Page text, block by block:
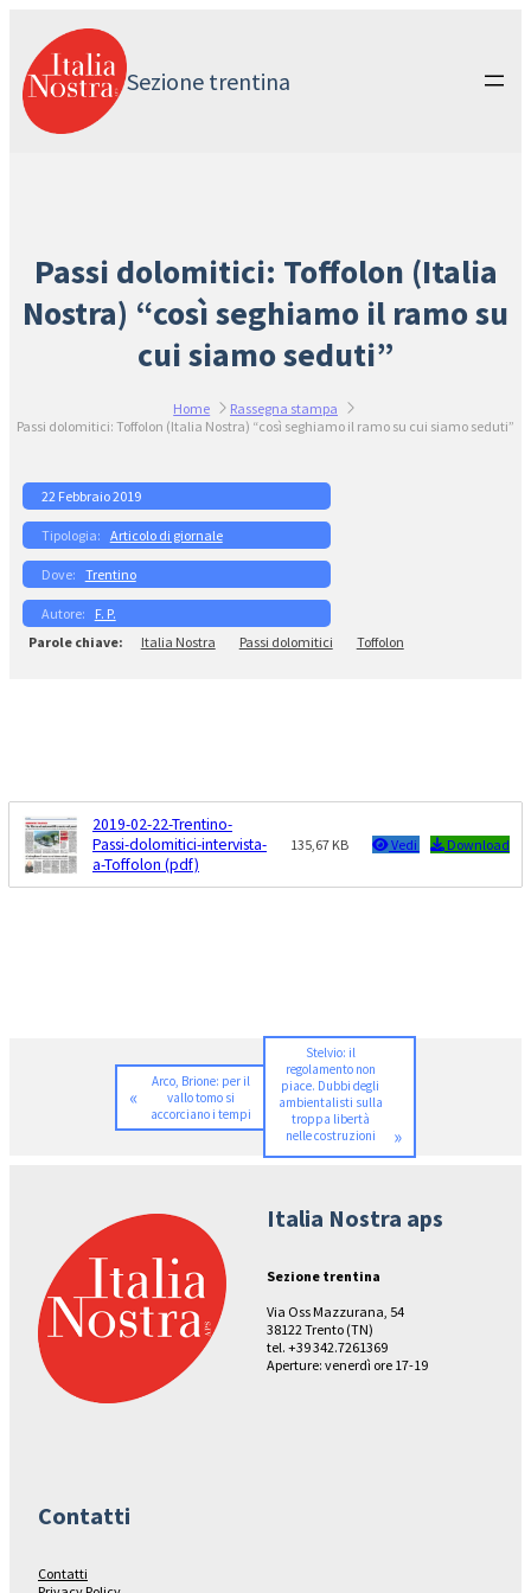
contenuto
Sezione trentina
Passi dolomitici: Toffolon (Italia
Nostra) “così seghiamo il ramo su
cui siamo seduti”
Home
Rassegna stampa
Passi dolomitici: Toffolon (Italia Nostra) “così seghiamo il ramo su cui siamo seduti”
22 Febbraio 2019
Articolo di giornale
Trentino
F. P.
Italia Nostra
Passi dolomitici Toffolon
2019-02-22-Trentino-
Passi-dolomitici-intervista-
a-Toffolon (pdf)
135,67 KB Vedi Download
«
Arco, Brione: per il
vallo tomo si
accorciano i tempi
Stelvio: il
regolamento non
piace. Dubbi degli
ambientalisti sulla
troppa libertà
nelle costruzioni
»
Italia Nostra aps
Sezione trentina
Via Oss Mazzurana, 54
38122 Trento (TN)
tel. +39 342.7261369
Aperture: venerdì ore 17-19
Contatti
Contatti